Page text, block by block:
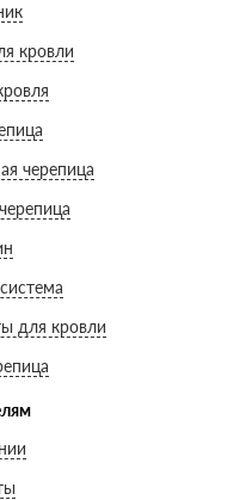
кровли
черепица
для кровли